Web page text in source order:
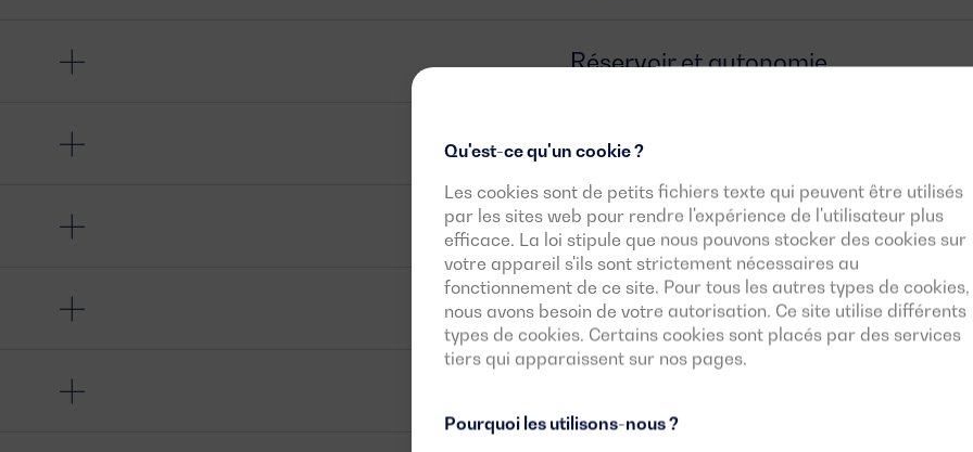
Qu'est-ce qu'un cookie ?
Les cookies sont de petits fichiers texte qui peuvent être utilisés
par les sites web pour rendre l'expérience de l'utilisateur plus
efficace. La loi stipule que nous pouvons stocker des cookies sur
votre appareil s'ils sont strictement nécessaires au
fonctionnement de ce site. Pour tous les autres types de cookies,
nous avons besoin de votre autorisation. Ce site utilise différents
types de cookies. Certains cookies sont placés par des services
tiers qui apparaissent sur nos pages.
Pourquoi les utilisons-nous ?
Réservoir et autonomie
Alternateur
Interrupteur
Unité de contrôle